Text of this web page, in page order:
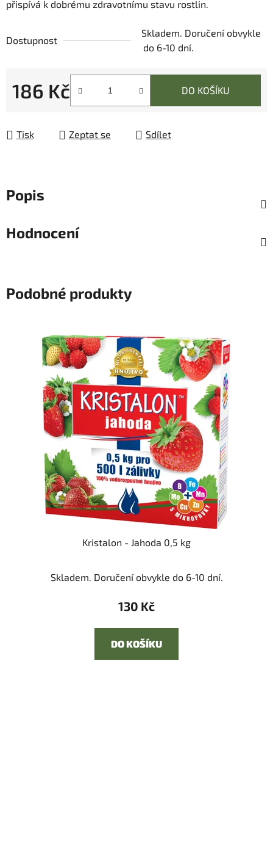
přispívá k dobrému zdravotnímu stavu rostlin.
Dostupnost
Skladem. Doručení obvykle
do 6-10 dní.
186 Kč DO KOŠÍKU
Tisk Zeptat se Sdílet
Popis
Hodnocení
Podobné produkty
Kristalon - Jahoda 0,5 kg
Skladem. Doručení obvykle do 6-10 dní.
130 Kč
DO KOŠÍKU